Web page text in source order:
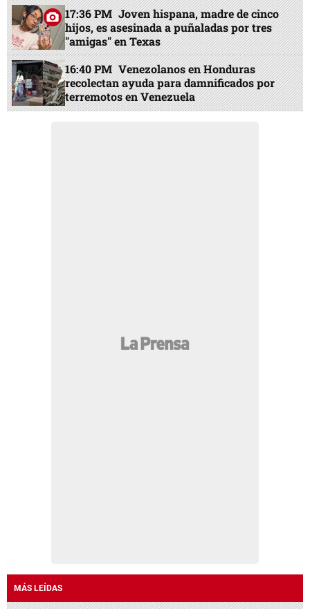
17:36 PM Joven hispana, madre de cinco
hijos, es asesinada a puñaladas por tres
"amigas" en Texas
16:40 PM Venezolanos en Honduras
recolectan ayuda para damnificados por
terremotos en Venezuela
MÁS LEÍDAS